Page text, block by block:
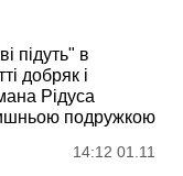
підуть" в
добряк і
Рідуса
подружкою
14:12 01.11